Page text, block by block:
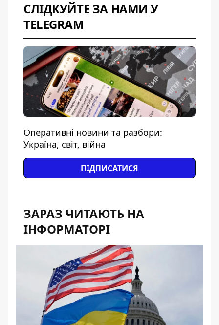
СЛІДКУЙТЕ ЗА НАМИ У
TELEGRAM
Оперативні новини та разбори:
Україна, світ, війна
ПІДПИСАТИСЯ
ЗАРАЗ ЧИТАЮТЬ НА
ІНФОРМАТОРІ